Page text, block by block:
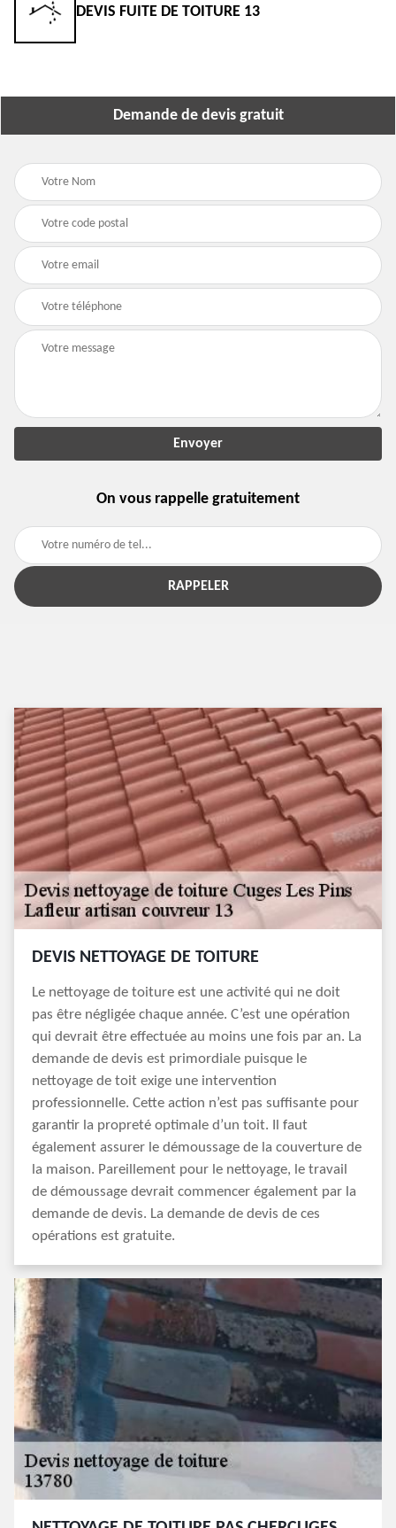
DEVIS FUITE DE TOITURE 13
Demande de devis gratuit
On vous rappelle gratuitement
DEVIS NETTOYAGE DE TOITURE
Le nettoyage de toiture est une activité qui ne doit
pas être négligée chaque année. C’est une opération
qui devrait être effectuée au moins une fois par an. La
demande de devis est primordiale puisque le
nettoyage de toit exige une intervention
professionnelle. Cette action n’est pas suffisante pour
garantir la propreté optimale d’un toit. Il faut
également assurer le démoussage de la couverture de
la maison. Pareillement pour le nettoyage, le travail
de démoussage devrait commencer également par la
demande de devis. La demande de devis de ces
opérations est gratuite.